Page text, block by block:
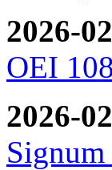
2026-
OEI
2026-
Signum